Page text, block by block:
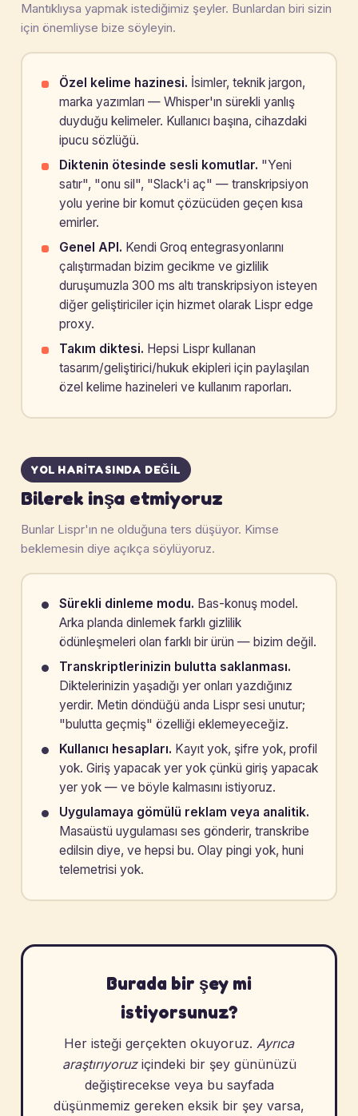
Mantıklıysa yapmak istediğimiz şeyler. Bunlardan biri sizin
için önemliyse bize söyleyin.
Özel kelime hazinesi. İsimler, teknik jargon,
marka yazımları — Whisper'ın sürekli yanlış
duyduğu kelimeler. Kullanıcı başına, cihazdaki
ipucu sözlüğü.
Diktenin ötesinde sesli komutlar. "Yeni
satır", "onu sil", "Slack'i aç" — transkripsiyon
yolu yerine bir komut çözücüden geçen kısa
emirler.
Genel API. Kendi Groq entegrasyonlarını
çalıştırmadan bizim gecikme ve gizlilik
duruşumuzla 300 ms altı transkripsiyon isteyen
diğer geliştiriciler için hizmet olarak Lispr edge
proxy.
Takım diktesi. Hepsi Lispr kullanan
tasarım/geliştirici/hukuk ekipleri için paylaşılan
özel kelime hazineleri ve kullanım raporları.
YOL HARITASINDA DEĞIL
Bilerek inşa etmiyoruz
Bunlar Lispr'ın ne olduğuna ters düşüyor. Kimse
beklemesin diye açıkça söylüyoruz.
Sürekli dinleme modu. Bas-konuş model.
Arka planda dinlemek farklı gizlilik
ödünleşmeleri olan farklı bir ürün — bizim değil.
Transkriptlerinizin bulutta saklanması.
Diktelerinizin yaşadığı yer onları yazdığınız
yerdir. Metin döndüğü anda Lispr sesi unutur;
"bulutta geçmiş" özelliği eklemeyeceğiz.
Kullanıcı hesapları. Kayıt yok, şifre yok, profil
yok. Giriş yapacak yer yok çünkü giriş yapacak
yer yok — ve böyle kalmasını istiyoruz.
Uygulamaya gömülü reklam veya analitik.
Masaüstü uygulaması ses gönderir, transkribe
edilsin diye, ve hepsi bu. Olay pingi yok, huni
telemetrisi yok.
Burada bir şey mi
istiyorsunuz?
Her isteği gerçekten okuyoruz. Ayrıca
araştırıyoruziçindeki bir şey gününüzü
değiştirecekse veya bu sayfada
düşünmemiz gereken eksik bir şey varsa,